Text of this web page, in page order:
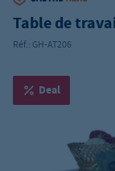
Table de
Réf.: GH-AT206
Deal